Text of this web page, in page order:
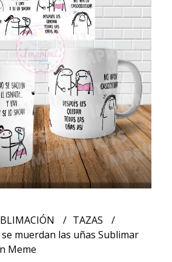
TAZAS
muerdan las uñas Sublimar
Meme